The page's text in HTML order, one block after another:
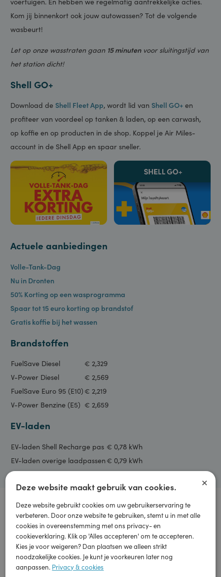
wasboxen, stofzuigers en luchtpompen. Kies uit een van onze
5 wasprogramma’s. Van Staveren Carwash maakt
autowassen voor iedereen toegankelijk én verrassend leuk!
Zo bieden we een speciaal ‘EV-programma’, voor elektrische
voertuigen. En hebben we regelmatig aantrekkelijke acties.
Let op onze wasstraten gaan 15 minuten voor sluitingstijd van
het station dicht!
Shell GO+
Download deShell Fleet App , wordt lid vanShell GO+
profiteer van voordeel op tanken & laden, op een carwash,
op koffie en op producten in de shop. Koppel je Air Miles-
account in de Shell App en spaar sneller.
Actuele aanbiedingen
Volle-Tank-Dag
50% Korting op een wasprogramma
Spaar tot 15 euro korting op brandstof
Gratis koffie bij het wassen
Brandstoffen
FuelSave Diesel
€ 2,329
V-Power Diesel
€ 2,569
FuelSave Euro 95 (E10)€ 2,219
V-Power Benzine (E5) € 2,659
EV-laden
EV-laden Shell Recharge pas
€ 0,78 kWh
EV-laden overige laadpassen€ 0,79 kWh